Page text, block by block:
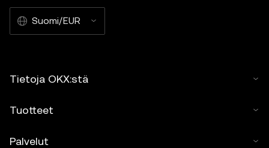
Suomi/EUR
Tietoja OKX:stä
Tuotteet
Palvelut